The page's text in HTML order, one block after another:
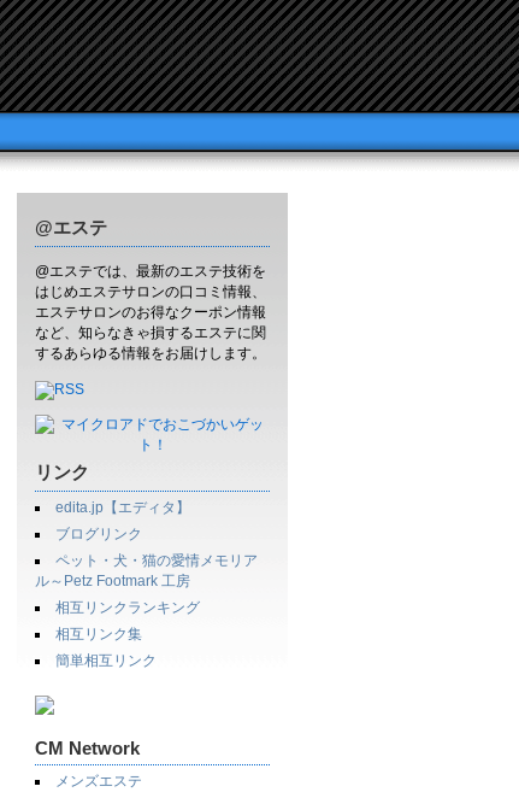
@エステ
@エステでは、最新のエステ技術を
はじめエステサロンの口コミ情報、
エステサロンのお得なクーポン情報
など、知らなきゃ損するエステに関
するあらゆる情報をお届けします。
リンク
edita.jp【エディタ】
ブログリンク
ペット・犬・猫の愛情メモリア
ル～Petz Footmark 工房
相互リンクランキング
相互リンク集
簡単相互リンク
CM Network
メンズエステ